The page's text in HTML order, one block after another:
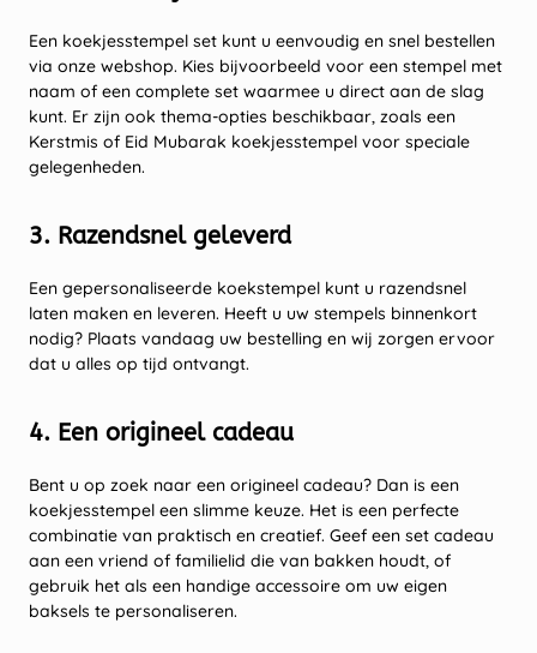
Een koekjesstempel set kunt u eenvoudig en snel bestellen
via onze webshop. Kies bijvoorbeeld voor een stempel met
naam of een complete set waarmee u direct aan de slag
kunt. Er zijn ook thema-opties beschikbaar, zoals een
Kerstmis of Eid Mubarak koekjesstempel voor speciale
gelegenheden.
3. Razendsnel geleverd
Een gepersonaliseerde koekstempel kunt u razendsnel
laten maken en leveren. Heeft u uw stempels binnenkort
nodig? Plaats vandaag uw bestelling en wij zorgen ervoor
dat u alles op tijd ontvangt.
4. Een origineel cadeau
Bent u op zoek naar een origineel cadeau? Dan is een
koekjesstempel een slimme keuze. Het is een perfecte
combinatie van praktisch en creatief. Geef een set cadeau
aan een vriend of familielid die van bakken houdt, of
gebruik het als een handige accessoire om uw eigen
baksels te personaliseren.